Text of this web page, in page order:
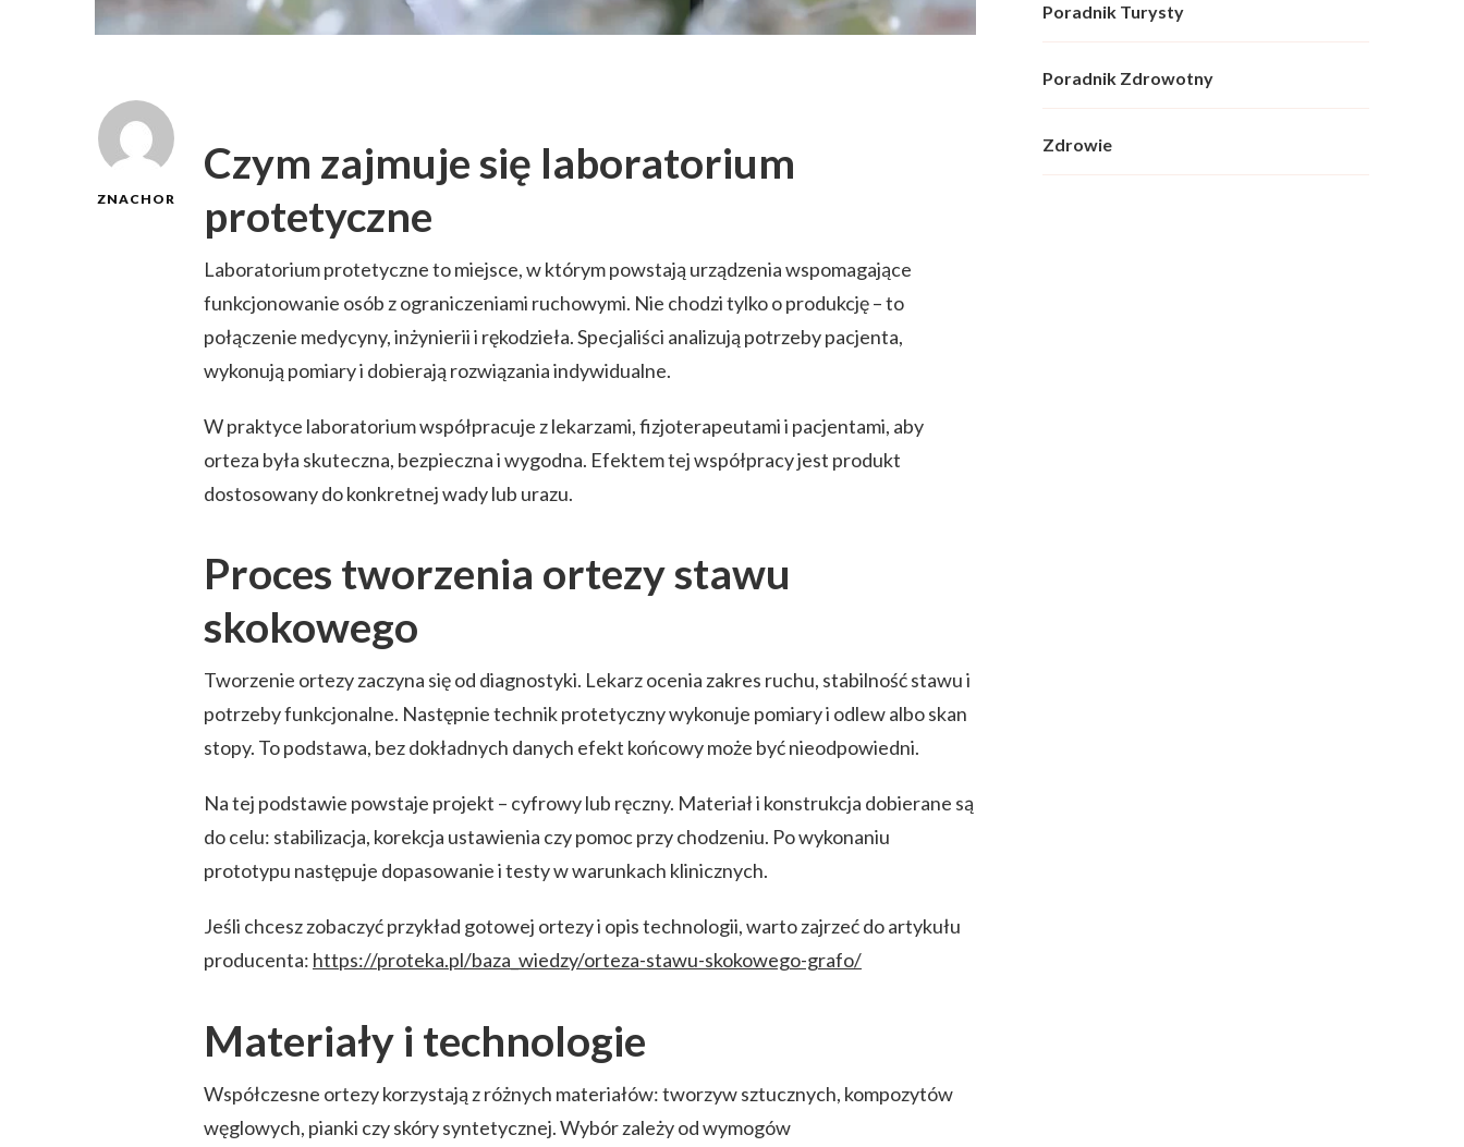
ZNACHOR
Czym zajmuje się laboratorium
protetyczne
Laboratorium protetyczne to miejsce, w którym powstają urządzenia wspomagające
funkcjonowanie osób z ograniczeniami ruchowymi. Nie chodzi tylko o produkcję – to
połączenie medycyny, inżynierii i rękodzieła. Specjaliści analizują potrzeby pacjenta,
wykonują pomiary i dobierają rozwiązania indywidualne.
W praktyce laboratorium współpracuje z lekarzami, fizjoterapeutami i pacjentami, aby
orteza była skuteczna, bezpieczna i wygodna. Efektem tej współpracy jest produkt
dostosowany do konkretnej wady lub urazu.
Proces tworzenia ortezy stawu
skokowego
Tworzenie ortezy zaczyna się od diagnostyki. Lekarz ocenia zakres ruchu, stabilność stawu i
potrzeby funkcjonalne. Następnie technik protetyczny wykonuje pomiary i odlew albo skan
stopy. To podstawa, bez dokładnych danych efekt końcowy może być nieodpowiedni.
Na tej podstawie powstaje projekt – cyfrowy lub ręczny. Materiał i konstrukcja dobierane są
do celu: stabilizacja, korekcja ustawienia czy pomoc przy chodzeniu. Po wykonaniu
prototypu następuje dopasowanie i testy w warunkach klinicznych.
Jeśli chcesz zobaczyć przykład gotowej ortezy i opis technologii, warto zajrzeć do artykułu
producenta: https://proteka.pl/baza_wiedzy/orteza-stawu-skokowego-grafo/
Materiały i technologie
Współczesne ortezy korzystają z różnych materiałów: tworzyw sztucznych, kompozytów
węglowych, pianki czy skóry syntetycznej. Wybór zależy od wymogów
Poradnik Turysty
Poradnik Zdrowotny
Zdrowie